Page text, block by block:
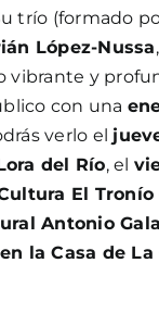
trío (formado
López-Nussa
vibrante y
con una
verlo el
del Río, el
El Tronío
Antonio
la Casa de